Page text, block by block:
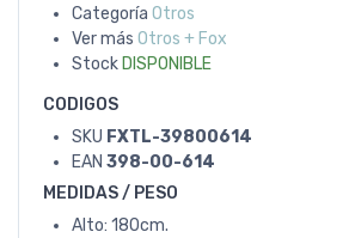
Categoría Otros
Ver más Otros + Fox
Stock DISPONIBLE
CODIGOS
SKU FXTL-39800614
EAN 398-00-614
MEDIDAS / PESO
Alto: 180cm.